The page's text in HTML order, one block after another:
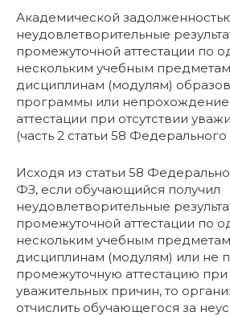
Академической
неудовлетворительные
промежуточной аттестации по
нескольким учебным
дисциплинам (модулям)
программы или
аттестации при отсутствии
(часть 2 статьи 58
Исходя из статьи 58
ФЗ, если обучающийся получил
неудовлетворительные
промежуточной аттестации по
нескольким учебным
дисциплинам (модулям) или не
промежуточную аттестацию при
уважительных причин, то
отчислить обучающегося за